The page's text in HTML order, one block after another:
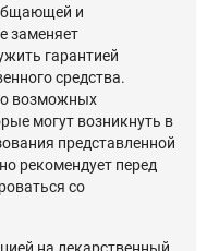
и
заменяет
гарантией
средства.
о возможных
могут возникнуть в
представленной
рекомендует перед
со